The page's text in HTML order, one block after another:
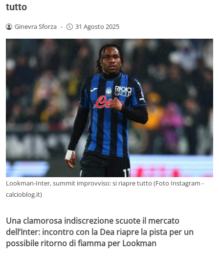
tutto
Ginevra Sforza - 31 Agosto 2025
Lookman-Inter, summit improvviso: si riapre tutto (Foto Instagram -
calcioblog.it)
Una clamorosa indiscrezione scuote il mercato
dell’Inter: incontro con la Dea riapre la pista per un
possibile ritorno di fiamma per Lookman